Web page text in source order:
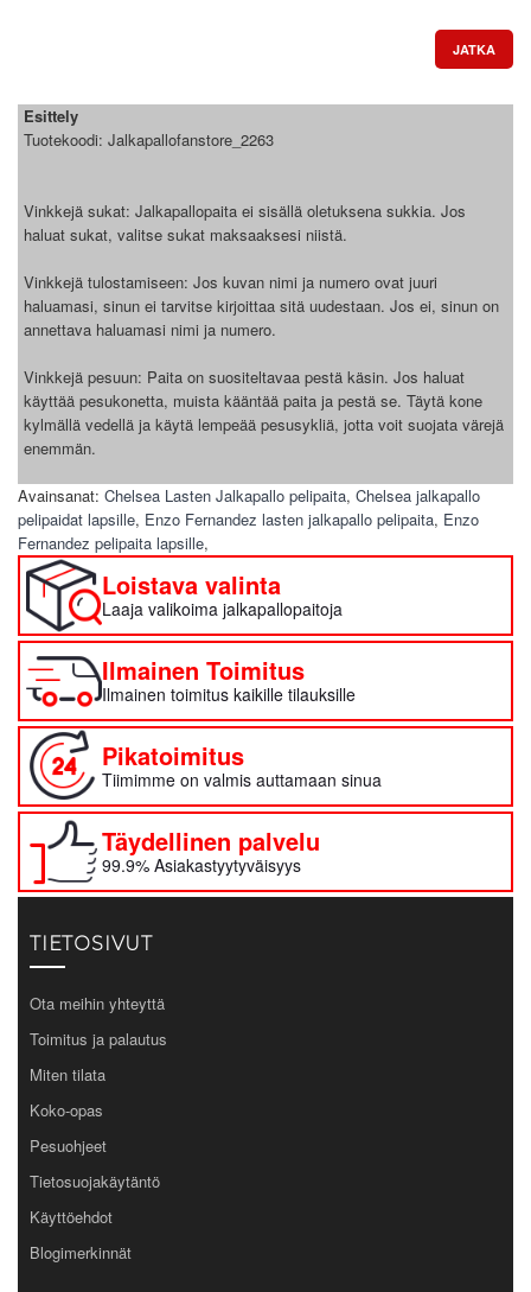
JATKA
Esittely
Tuotekoodi: Jalkapallofanstore_2263
Vinkkejä sukat: Jalkapallopaita ei sisällä oletuksena sukkia. Jos
haluat sukat, valitse sukat maksaaksesi niistä.
Vinkkejä tulostamiseen: Jos kuvan nimi ja numero ovat juuri
haluamasi, sinun ei tarvitse kirjoittaa sitä uudestaan. Jos ei, sinun on
annettava haluamasi nimi ja numero.
Vinkkejä pesuun: Paita on suositeltavaa pestä käsin. Jos haluat
käyttää pesukonetta, muista kääntää paita ja pestä se. Täytä kone
kylmällä vedellä ja käytä lempeää pesusykliä, jotta voit suojata värejä
enemmän.
Avainsanat: Chelsea Lasten Jalkapallo pelipaita, Chelsea jalkapallo
pelipaidat lapsille, Enzo Fernandez lasten jalkapallo pelipaita, Enzo
Fernandez pelipaita lapsille,
Loistava valinta
Laaja valikoima jalkapallopaitoja
Ilmainen Toimitus
Ilmainen toimitus kaikille tilauksille
Pikatoimitus
Tiimimme on valmis auttamaan sinua
Täydellinen palvelu
99.9% Asiakastyytyväisyys
TIETOSIVUT
Ota meihin yhteyttä
Toimitus ja palautus
Miten tilata
Koko-opas
Pesuohjeet
Tietosuojakäytäntö
Käyttöehdot
Blogimerkinnät